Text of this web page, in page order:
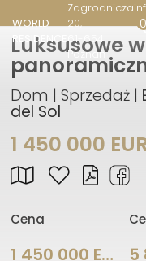
WORLD
RESIDENCE
Zagrodnicza
20
61-654
Poznań
0
Luksusowe
Dom | Sprzedaż |
del Sol
1 450 000
Cena
1 450 000 EUR 5